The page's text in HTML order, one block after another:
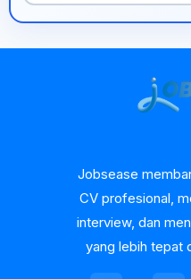
Jobsease
CV profesional,
interview, dan
yang lebih tepat